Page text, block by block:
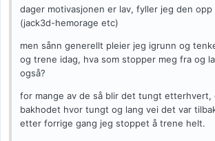
dager motivasjonen er lav, fyller jeg den
(jack3d-hemorage etc)
men sånn generellt pleier jeg igrunn og
og trene idag, hva som stopper meg fra og
også?
for mange av de så blir det tungt etterhvert,
bakhodet hvor tungt og lang vei det var
etter forrige gang jeg stoppet å trene helt.